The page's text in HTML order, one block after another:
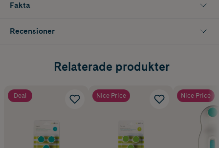
Fakta
Recensioner
Relaterade produkter
Deal Nice Price Nice Price